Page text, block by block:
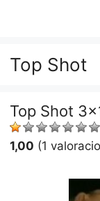
Top Shot
Top Shot
1,00 (1